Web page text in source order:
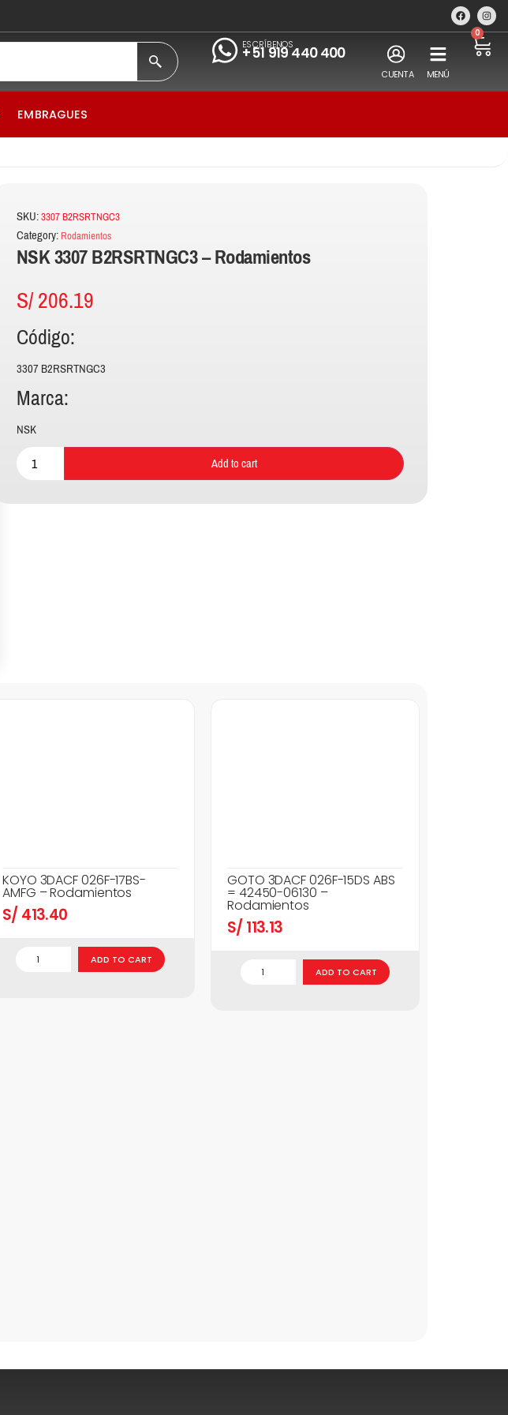
ESCRÍBENOS
+51 919 440 400
CUENTA MENÚ
0
EMBRAGUES
SKU:3307 B2RSRTNGC3
Category: Rodamientos
NSK 3307 B2RSRTNGC3 – Rodamientos
S/206.19
Código:
3307 B2RSRTNGC3
Marca:
NSK
Add to cart
KOYO 3DACF 026F-17BS-
AMFG – Rodamientos
S/ 413.40
ADD TO CART
GOTO 3DACF 026F-15DS ABS
= 42450-06130 –
Rodamientos
S/ 113.13
ADD TO CART